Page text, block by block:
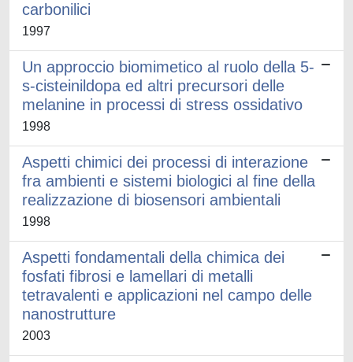
carbonilici
1997
Un approccio biomimetico al ruolo della 5-
s-cisteinildopa ed altri precursori delle
melanine in processi di stress ossidativo
1998
Aspetti chimici dei processi di interazione
fra ambienti e sistemi biologici al fine della
realizzazione di biosensori ambientali
1998
Aspetti fondamentali della chimica dei
fosfati fibrosi e lamellari di metalli
tetravalenti e applicazioni nel campo delle
nanostrutture
2003